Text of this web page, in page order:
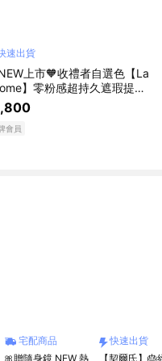
速出貨
上市🧡收禮者自選色【La
】零粉感超持久遮瑕提亮
件禮｜快速出貨
會員
宅配商品
🎀贈隨身鏡 NEW 熱
快速出貨
【契爾氏】🎂